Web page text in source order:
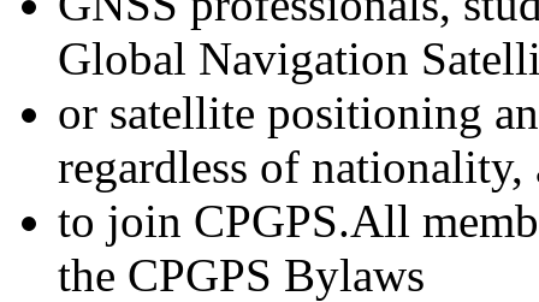
Global Navigation
or satellite positioning
regardless of nationality,
to join CPGPS.All
the CPGPS Bylaws